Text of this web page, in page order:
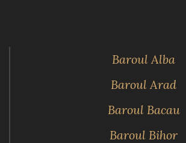
Baroul Alba
Baroul Arad
Baroul Bacau
Baroul Bihor